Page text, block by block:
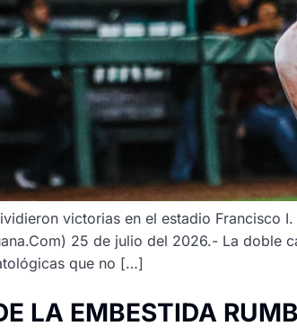
victorias en el estadio Francisco
25 de julio del 2026.- La doble
que no […]
LA EMBESTIDA